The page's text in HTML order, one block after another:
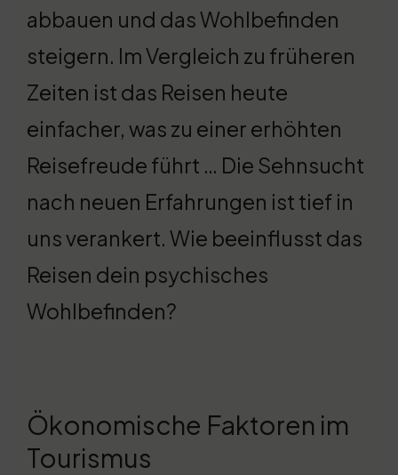
abbauen und das Wohlbefinden
steigern. Im Vergleich zu früheren
Zeiten ist das Reisen heute
einfacher, was zu einer erhöhten
Reisefreude führt … Die Sehnsucht
nach neuen Erfahrungen ist tief in
uns verankert. Wie beeinflusst das
Reisen dein psychisches
Wohlbefinden?
Ökonomische Faktoren im
Tourismus